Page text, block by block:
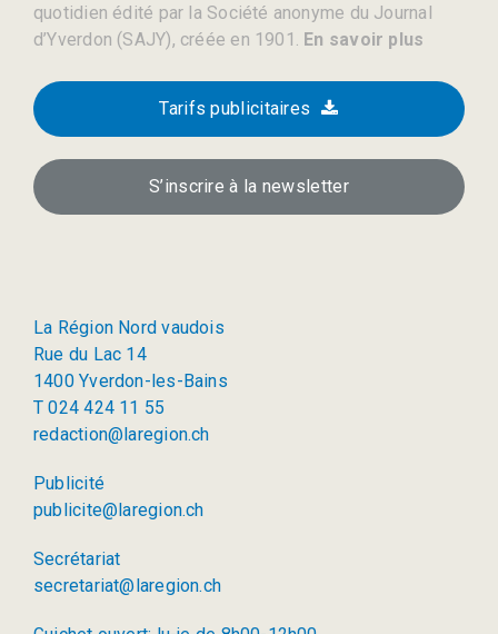
quotidien édité par la Société anonyme du Journal
d’Yverdon (SAJY), créée en 1901. En savoir plus
Tarifs publicitaires
S’inscrire à la newsletter
La Région Nord vaudois
Rue du Lac 14
1400 Yverdon-les-Bains
T 024 424 11 55
redaction@laregion.ch
Publicité
publicite@laregion.ch
Secrétariat
secretariat@laregion.ch